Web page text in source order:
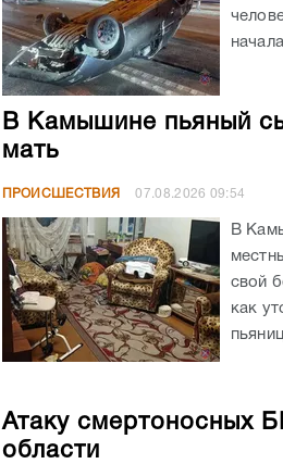
В Камышине пьяный
мать
ПРОИСШЕСТВИЯ 07.08.2026 09:54
В
свой
как
Атаку смертоносных
области